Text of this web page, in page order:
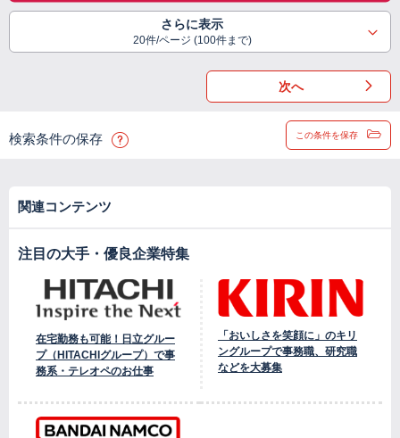
さらに表示
20件/ページ (100件まで)
次へ
検索条件の保存 この条件を保存
関連コンテンツ
注目の大手・優良企業特集
在宅勤務も可能！日立グルー
プ（HITACHIグループ）で事
務系・テレオペのお仕事
「おいしさを笑顔に」のキリ
ングループで事務職、研究職
などを大募集